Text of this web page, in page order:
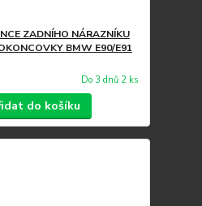
ZADNÍHO NÁRAZNÍKU
BMW E90/E91
Do 3 dnů 2 ks
do košíku